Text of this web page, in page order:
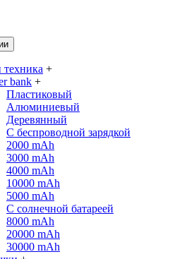
+
bank +
Пластиковый
Алюминиевый
Деревянный
С беспроводной зарядкой
2000 mAh
3000 mAh
4000 mAh
10000 mAh
5000 mAh
С солнечной батареей
8000 mAh
20000 mAh
30000 mAh